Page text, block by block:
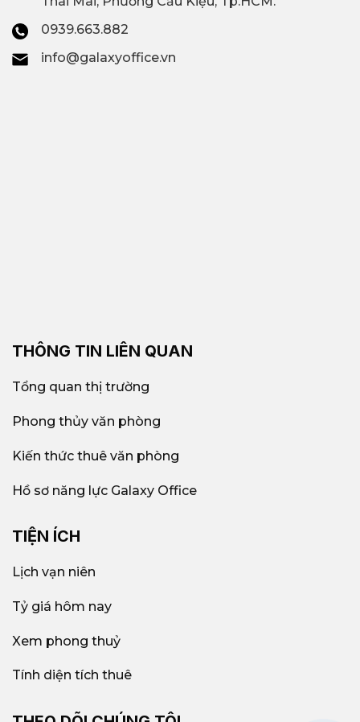
0939.663.882
info@galaxyoffice.vn
THÔNG TIN LIÊN QUAN
Tổng quan thị trường
Phong thủy văn phòng
Kiến thức thuê văn phòng
Hồ sơ năng lực Galaxy Office
TIỆN ÍCH
Lịch vạn niên
Tỷ giá hôm nay
Xem phong thuỷ
Tính diện tích thuê